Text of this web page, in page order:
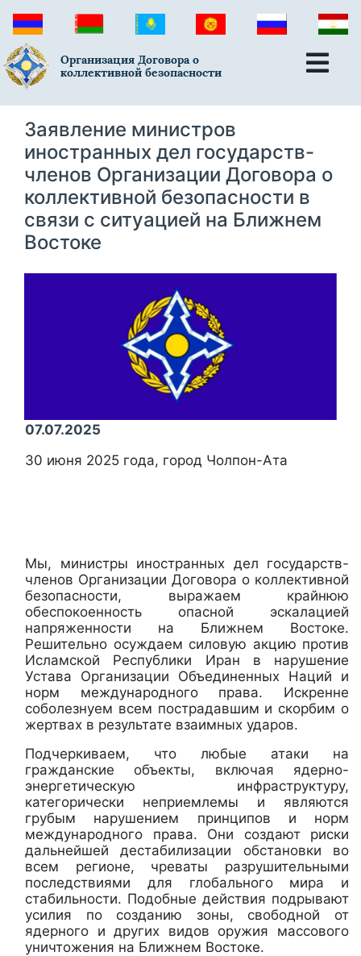
Организация Договора о
коллективной безопасности
Заявление министров
иностранных дел государств-
членов Организации Договора о
коллективной безопасности в
связи с ситуацией на Ближнем
Востоке
07.07.2025
30 июня 2025 года, город Чолпон-Ата
Мы, министры иностранных дел государств-
членов Организации Договора о коллективной
безопасности, выражаем крайнюю
обеспокоенность опасной эскалацией
напряженности на Ближнем Востоке.
Решительно осуждаем силовую акцию против
Исламской Республики Иран в нарушение
Устава Организации Объединенных Наций и
норм международного права. Искренне
соболезнуем всем пострадавшим и скорбим о
жертвах в результате взаимных ударов.
Подчеркиваем, что любые атаки на
гражданские объекты, включая ядерно-
энергетическую инфраструктуру,
категорически неприемлемы и являются
грубым нарушением принципов и норм
международного права. Они создают риски
дальнейшей дестабилизации обстановки во
всем регионе, чреваты разрушительными
последствиями для глобального мира и
стабильности. Подобные действия подрывают
усилия по созданию зоны, свободной от
ядерного и других видов оружия массового
уничтожения на Ближнем Востоке.